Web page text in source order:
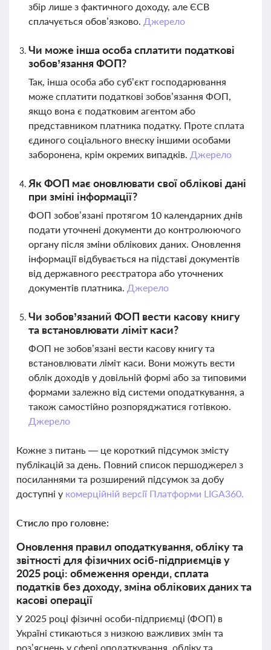
збір лише з фактичного доходу, але ЄСВ
сплачується обов’язково. Джерело
Чи може інша особа сплатити податкові
зобов’язання ФОП?
Так, інша особа або суб’єкт господарювання
може сплатити податкові зобов’язання ФОП,
якщо вона є податковим агентом або
представником платника податку. Проте сплата
єдиного соціального внеску іншими особами
заборонена, крім окремих випадків. Джерело
Як ФОП має оновлювати свої облікові дані
при зміні інформації?
ФОП зобов’язані протягом 10 календарних днів
подати уточнені документи до контролюючого
органу після зміни облікових даних. Оновлення
інформації відбувається на підставі документів
від державного реєстратора або уточнених
документів платника. Джерело
Чи зобов’язаний ФОП вести касову книгу
та встановлювати ліміт каси?
ФОП не зобов’язані вести касову книгу та
встановлювати ліміт каси. Вони можуть вести
облік доходів у довільній формі або за типовими
формами залежно від системи оподаткування, а
також самостійно розпоряджатися готівкою.
Джерело
Кожне з питань — це короткий підсумок змісту
публікацій за день. Повний список першоджерел з
посиланнями та розширений підсумок за добу
доступні у комерційній версії Платформи LIGA360.
Стисло про головне:
Оновлення правил оподаткування, обліку та
звітності для фізичних осіб-підприємців у
2025 році: обмеження оренди, сплата
податків без доходу, зміна облікових даних та
касові операції
У 2025 році фізичні особи-підприємці (ФОП) в
Україні стикаються з низкою важливих змін та
роз’яснень у сфері оподаткування, обліку та